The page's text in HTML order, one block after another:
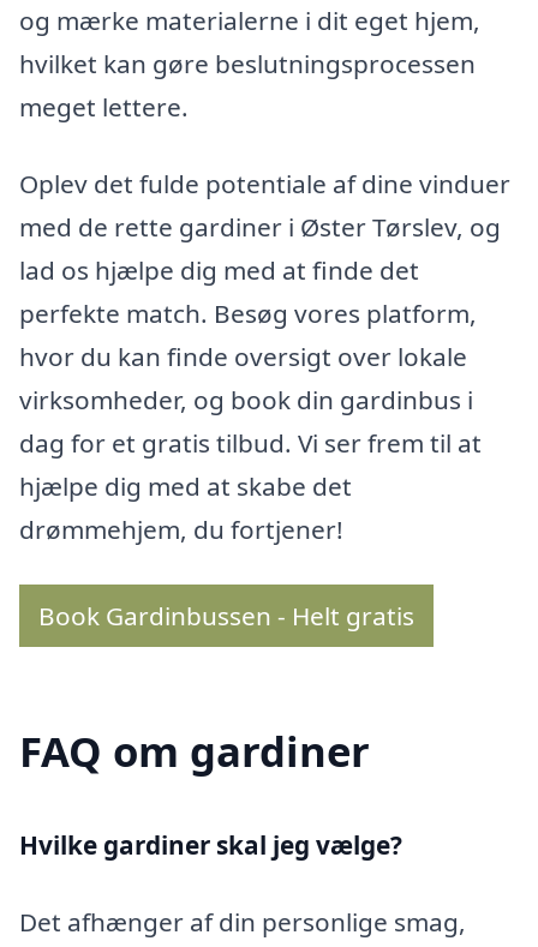
og mærke materialerne i dit eget hjem,
hvilket kan gøre beslutningsprocessen
meget lettere.
Oplev det fulde potentiale af dine vinduer
med de rette gardiner i Øster Tørslev, og
lad os hjælpe dig med at finde det
perfekte match. Besøg vores platform,
hvor du kan finde oversigt over lokale
virksomheder, og book din gardinbus i
dag for et gratis tilbud. Vi ser frem til at
hjælpe dig med at skabe det
drømmehjem, du fortjener!
Book Gardinbussen - Helt gratis
FAQ om gardiner
Hvilke gardiner skal jeg vælge?
Det afhænger af din personlige smag,